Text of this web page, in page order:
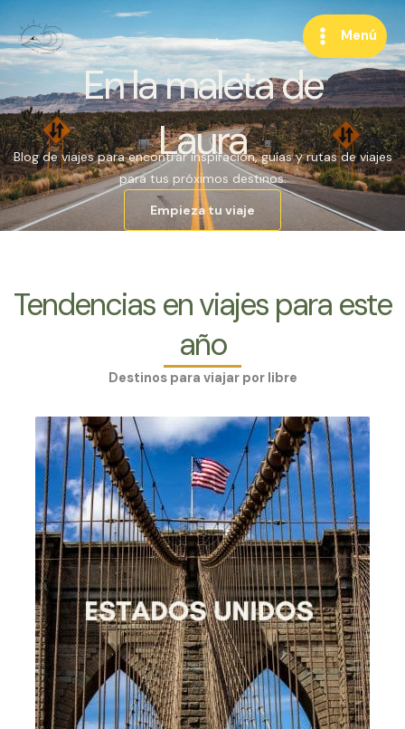
Ir
al
contenido
Menú
En la maleta de
Laura
Blog de viajes para encontrar inspiración, guías y rutas de viajes
para tus próximos destinos.
Empieza tu viaje
Tendencias en viajes para este
año
Destinos para viajar por libre